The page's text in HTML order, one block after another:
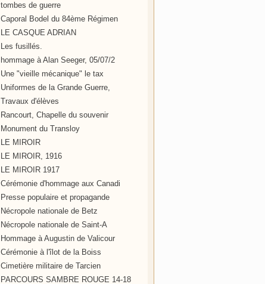
tombes de guerre
Caporal Bodel du 84ème Régimen
LE CASQUE ADRIAN
Les fusillés.
hommage à Alan Seeger, 05/07/2
Une "vieille mécanique" le tax
Uniformes de la Grande Guerre,
Travaux d'élèves
Rancourt, Chapelle du souvenir
Monument du Transloy
LE MIROIR
LE MIROIR, 1916
LE MIROIR 1917
Cérémonie d'hommage aux Canadi
Presse populaire et propagande
Nécropole nationale de Betz
Nécropole nationale de Saint-A
Hommage à Augustin de Valicour
Cérémonie à l'îlot de la Boiss
Cimetière militaire de Tarcien
PARCOURS SAMBRE ROUGE 14-18